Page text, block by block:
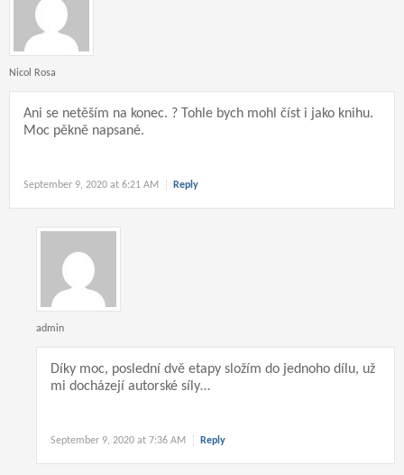
Nicol Rosa
Ani se netěším na konec. ? Tohle bych mohl číst i jako knihu.
Moc pěkně napsané.
September 9, 2020 at 6:21 AM Reply
admin
Díky moc, poslední dvě etapy složím do jednoho dílu, už
mi docházejí autorské síly…
September 9, 2020 at 7:36 AM Reply